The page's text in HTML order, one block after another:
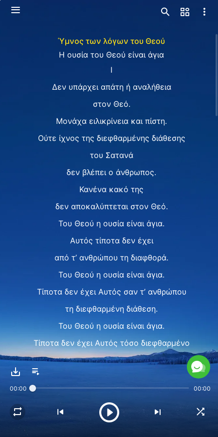
Ύμνος των λόγων του Θεού
H ουσία του Θεού είναι άγια
I
Δεν υπάρχει απάτη ή αναλήθεια
στον Θεό.
Μονάχα ειλικρίνεια και πίστη.
Ούτε ίχνος της διεφθαρμένης διάθεσης
του Σατανά
δεν βλέπει ο άνθρωπος.
Κανένα κακό της
δεν αποκαλύπτεται στον Θεό.
Του Θεού η ουσία είναι άγια.
Αυτός τίποτα δεν έχει
από τ’ ανθρώπου τη διαφθορά.
Του Θεού η ουσία είναι άγια.
Τίποτα δεν έχει Αυτός σαν τ’ ανθρώπου
τη διεφθαρμένη διάθεση.
Του Θεού η ουσία είναι άγια.
Τίποτα δεν έχει Αυτός τόσο διεφθαρμένο
όσο του Σατανά η ουσία.
II
00:00 00:00